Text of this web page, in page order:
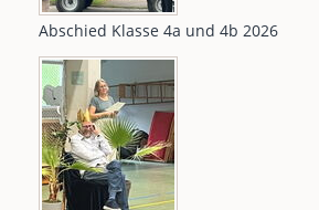
Abschied Klasse 4a und 4b 2026